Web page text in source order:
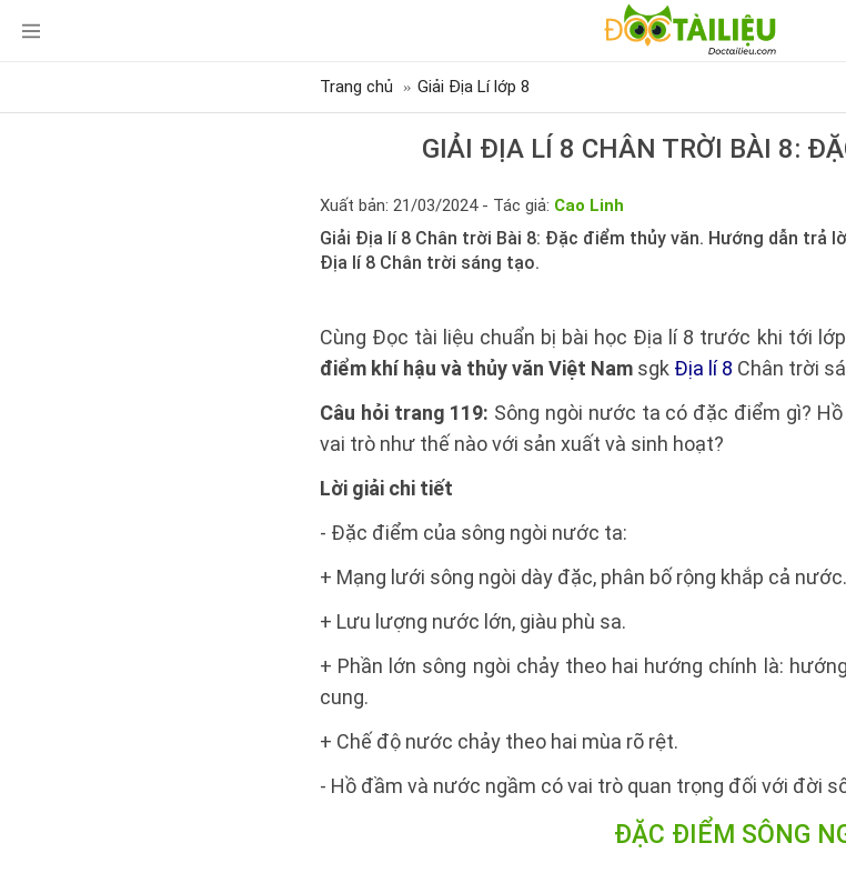
Trang chủ Giải Địa Lí lớp 8
GIẢI ĐỊA LÍ 8 CHÂN TRỜI BÀI 8:
Xuất bản: 21/03/2024 - Tác giả: Cao Linh
Giải Địa lí 8 Chân trời Bài 8: Đặc điểm thủy văn. Hướng dẫn trả
Địa lí 8 Chân trời sáng tạo.
Cùng Đọc tài liệu chuẩn bị bài học Địa lí 8 trước khi tới
điểm khí hậu và thủy văn Việt Nam sgk Địa lí 8 Chân trời
Câu hỏi trang 119: Sông ngòi nước ta có đặc điểm gì?
vai trò như thế nào với sản xuất và sinh hoạt?
Lời giải chi tiết
- Đặc điểm của sông ngòi nước ta:
+ Mạng lưới sông ngòi dày đặc, phân bố rộng khắp cả nước.
+ Lưu lượng nước lớn, giàu phù sa.
+ Phần lớn sông ngòi chảy theo hai hướng chính là:
cung.
+ Chế độ nước chảy theo hai mùa rõ rệt.
- Hồ đầm và nước ngầm có vai trò quan trọng đối với đời
ĐẶC ĐIỂM SÔNG